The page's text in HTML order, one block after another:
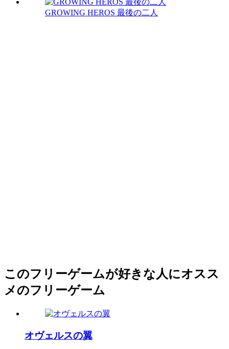
GROWING HEROS 最後の二人
このフリーゲームが好きな人にオスス
メのフリーゲーム
オヴェルスの翼